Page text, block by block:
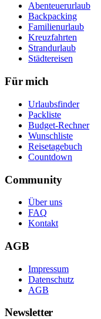
Abenteuerurlaub
Backpacking
Familienurlaub
Kreuzfahrten
Strandurlaub
Städtereisen
Für mich
Urlaubsfinder
Packliste
Budget-Rechner
Wunschliste
Reisetagebuch
Countdown
Community
Über uns
FAQ
Kontakt
AGB
Impressum
Datenschutz
AGB
Newsletter